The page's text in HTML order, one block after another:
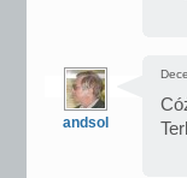
andsol